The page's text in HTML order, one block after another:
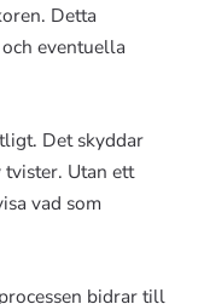
Detta
eventuella
Det skyddar
tvister. Utan ett
vad som
bidrar till